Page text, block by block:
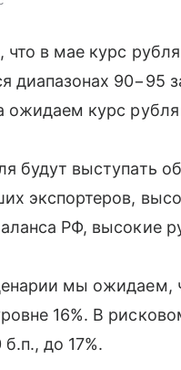
в мае курс
диапазонах 90−95
ожидаем курс
будут выступать
экспортеров,
РФ, высокие
мы ожидаем,
16%. В
б.п., до 17%.